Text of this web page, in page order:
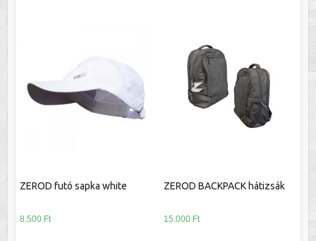
ZEROD futó sapka white
8.500 Ft
ZEROD BACKPACK hátizsák
15.000 Ft